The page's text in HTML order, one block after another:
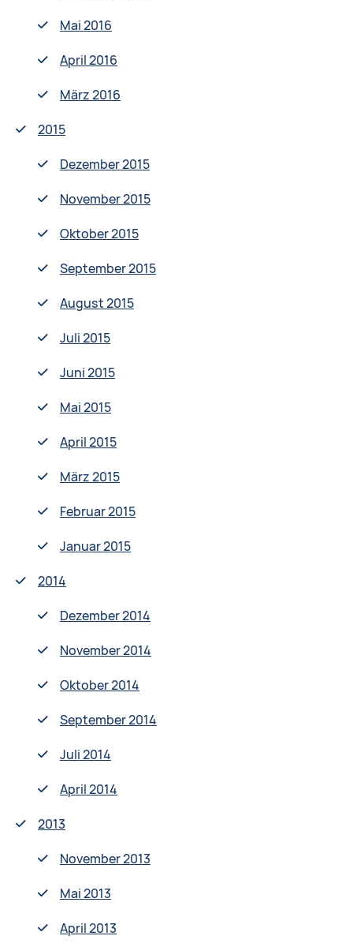
Mai 2016
April 2016
März 2016
2015
Dezember 2015
November 2015
Oktober 2015
September 2015
August 2015
Juli 2015
Juni 2015
Mai 2015
April 2015
März 2015
Februar 2015
Januar 2015
2014
Dezember 2014
November 2014
Oktober 2014
September 2014
Juli 2014
April 2014
2013
November 2013
Mai 2013
April 2013